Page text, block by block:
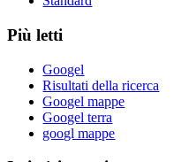
Più letti
Googel
Risultati della ricerca
Googel mappe
Googel terra
googl mappe